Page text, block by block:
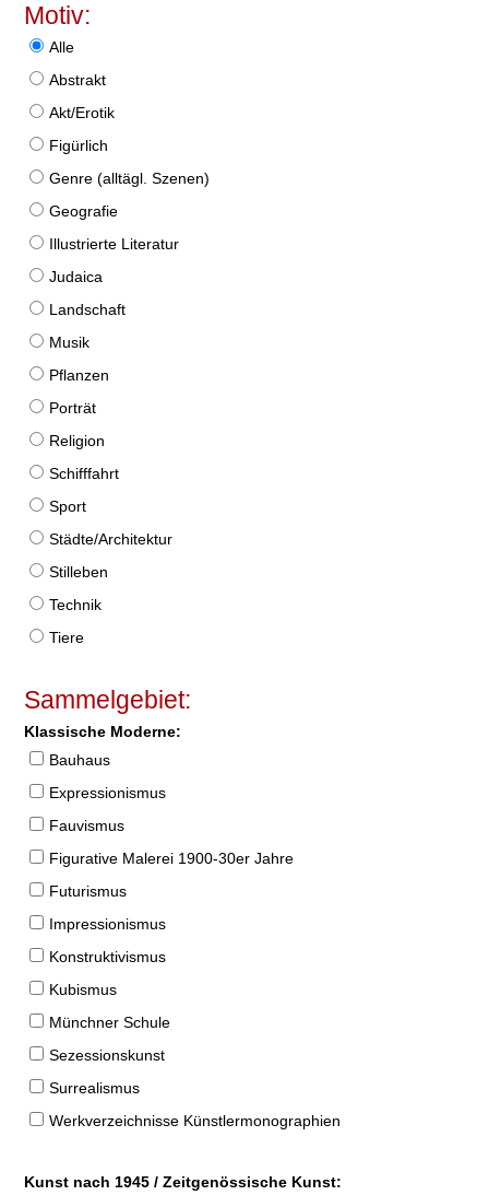
Motiv:
Alle
Abstrakt
Akt/Erotik
Figürlich
Genre (alltägl. Szenen)
Geografie
Illustrierte Literatur
Judaica
Landschaft
Musik
Pflanzen
Porträt
Religion
Schifffahrt
Sport
Städte/Architektur
Stilleben
Technik
Tiere
Sammelgebiet:
Klassische Moderne:
Bauhaus
Expressionismus
Fauvismus
Figurative Malerei 1900-30er Jahre
Futurismus
Impressionismus
Konstruktivismus
Kubismus
Münchner Schule
Sezessionskunst
Surrealismus
Werkverzeichnisse Künstlermonographien
Kunst nach 1945 / Zeitgenössische Kunst: